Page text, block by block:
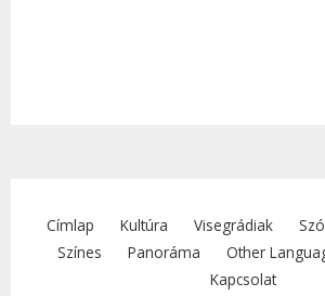
Címlap Kultúra Visegrádiak
Színes
Panoráma Other
Kapcsolat